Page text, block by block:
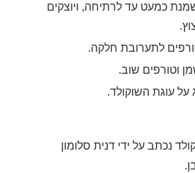
כמעט עד לרתיחה, ויוצקים
לתערובת חלקה.
וטורפים שוב.
על עוגת השוקולד.
נכתב על ידי דנית סלומון